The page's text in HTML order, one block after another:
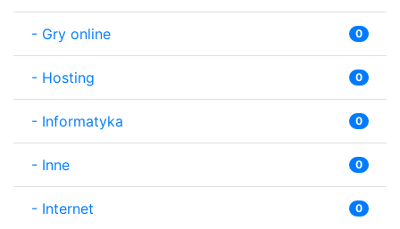
- Gry online 0
- Hosting 0
- Informatyka 0
- Inne 0
- Internet 0